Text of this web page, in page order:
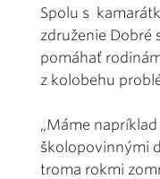
Spolu s
združenie Dobré
pomáhať
z kolobehu
„Máme
školopovinnými
troma rokmi